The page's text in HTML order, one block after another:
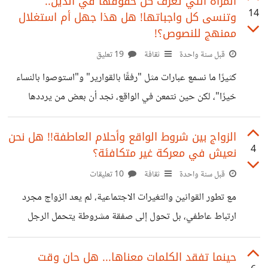
حقيقي في ميزان الفن أو القيم، ورغم ذلك يُدفع به إعلاميًا
بشكل غير منطقي، وتُفتح له أبواب العالمية فجأة، وكأن هناك من
يريد إيصاله إلى كل بيت، لا لأنه يقدم فناً هادفاً، بل لشيء آخر...
لحاجةٍ في نفس الشيطان
14 وتنسى كل واجباتها! هل هذا جهل أم استغلال
ممنهج للنصوص؟!
قبل سنة واحدة ثقافة
كثيرًا ما نسمع عبارات مثل "رفقًا بالقوارير" و"استوصوا بالنساء
خيرًا"، لكن حين نتمعن في الواقع، نجد أن بعض من يرددها
يوظف الدين لخدمة مصالحه الخاصة، بينما يتجاهله تمامًا عندما
يتعارض مع رغباته أو يفرض عليه التزامات.. ستجدها تقول لك:
"رفقا بالقوارير" و "لا يهينهن إلا لئيم"، لكنها لا تعرف اتجاه القبلة،
و لم يسبق لها وضع جبهتها على الأرض، و لم تمسك مصحفا في
حياتها. بل إن أعضاءها الأنثوية الحساسة تكاد تخرج من ملابسها
الضيقة لتصافحك أو على الصحيح لتصفعك،
4
الزواج بين شروط الواقع وأحلام العاطفة!! هل نحن
نعيش في معركة غير متكافئة؟
قبل سنة واحدة ثقافة
مع تطور القوانين والتغيرات الاجتماعية، لم يعد الزواج مجرد
ارتباط عاطفي، بل تحول إلى صفقة مشروطة يتحمل الرجل
معظم تكاليفها وتبعاتها. في الوقت الذي يُطلب فيه من الرجل
تحقيق شروط مادية صارمة.. نحن نعمل حتى نستطيع الزواج ،
حينما تفقد الكلمات معناها... هل حان وقت